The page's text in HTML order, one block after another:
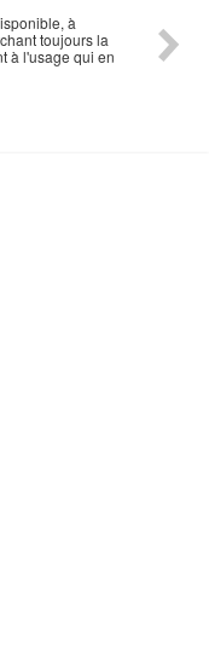
à
toujours la
à l'usage qui en